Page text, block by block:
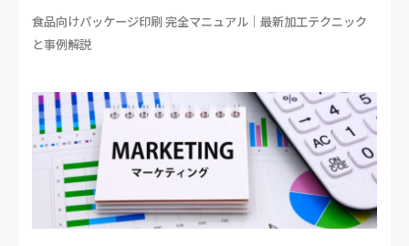
食品向けパッケージ印刷 完全マニュアル｜最新加工テクニック
と事例解説